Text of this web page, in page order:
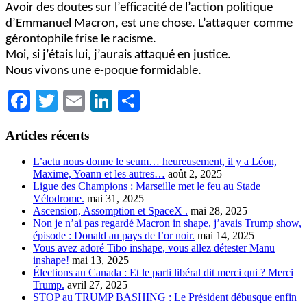
Avoir des doutes sur l’efficacité de l’action politique
d’Emmanuel Macron, est une chose. L’attaquer comme
gérontophile frise le racisme.
Moi, si j’étais lui, j’aurais attaqué en justice.
Nous vivons une e-poque formidable.
Facebook
TwitterEmailLinkedIn
Articles récents
L’actu nous donne le seum… heureusement, il y a Léon,
Maxime, Yoann et les autres… août 2, 2025
Ligue des Champions : Marseille met le feu au Stade
Vélodrome. mai 31, 2025
Ascension, Assomption et SpaceX . mai 28, 2025
Non je n’ai pas regardé Macron in shape, j’avais Trump show,
épisode : Donald au pays de l’or noir. mai 14, 2025
Vous avez adoré Tibo inshape, vous allez détester Manu
inshape! mai 13, 2025
Élections au Canada : Et le parti libéral dit merci qui ? Merci
Trump. avril 27, 2025
STOP au TRUMP BASHING : Le Président débusque enfin